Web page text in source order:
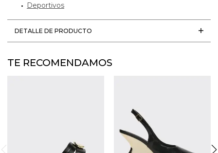
Deportivos
DETALLE DE PRODUCTO
TE RECOMENDAMOS